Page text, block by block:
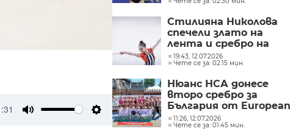
Settings
турнирите от
Световната купа по
художествена
гимнастика за 2026 г.
Стилияна Николова
спечели злато на
лента и сребро на
бухалки в Милано
19:43, 12.07.2026
Чете се за: 02:15 мин.
Нюанс НСА донесе
второ сребро за
България от European
Gym for Life Challenge
2026
11:26, 12.07.2026
Чете се за: 01:45 мин.